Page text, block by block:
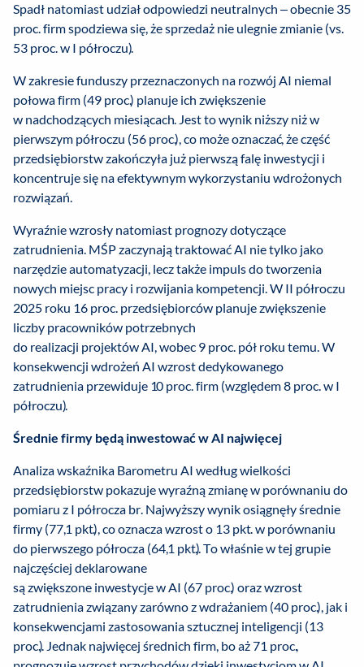
Spadł natomiast udział odpowiedzi neutralnych – obecnie 35
proc. firm spodziewa się, że sprzedaż nie ulegnie zmianie (vs.
53 proc. w I półroczu).
W zakresie funduszy przeznaczonych na rozwój AI niemal
połowa firm (49 proc.) planuje ich zwiększenie
w nadchodzących miesiącach. Jest to wynik niższy niż w
pierwszym półroczu (56 proc.), co może oznaczać, że część
przedsiębiorstw zakończyła już pierwszą falę inwestycji i
koncentruje się na efektywnym wykorzystaniu wdrożonych
rozwiązań.
Wyraźnie wzrosły natomiast prognozy dotyczące
zatrudnienia. MŚP zaczynają traktować AI nie tylko jako
narzędzie automatyzacji, lecz także impuls do tworzenia
nowych miejsc pracy i rozwijania kompetencji. W II półroczu
2025 roku 16 proc. przedsiębiorców planuje zwiększenie
liczby pracowników potrzebnych
do realizacji projektów AI, wobec 9 proc. pół roku temu. W
konsekwencji wdrożeń AI wzrost dedykowanego
zatrudnienia przewiduje 10 proc. firm (względem 8 proc. w I
półroczu).
Średnie firmy będą inwestować w AI najwięcej
Analiza wskaźnika Barometru AI według wielkości
przedsiębiorstw pokazuje wyraźną zmianę w porównaniu do
pomiaru z I półrocza br. Najwyższy wynik osiągnęły średnie
firmy (77,1 pkt.), co oznacza wzrost o 13 pkt. w porównaniu
do pierwszego półrocza (64,1 pkt.). To właśnie w tej grupie
najczęściej deklarowane
są zwiększone inwestycje w AI (67 proc.) oraz wzrost
zatrudnienia związany zarówno z wdrażaniem (40 proc.), jak i
konsekwencjami zastosowania sztucznej inteligencji (13
proc.). Jednak najwięcej średnich firm, bo aż 71 proc.,